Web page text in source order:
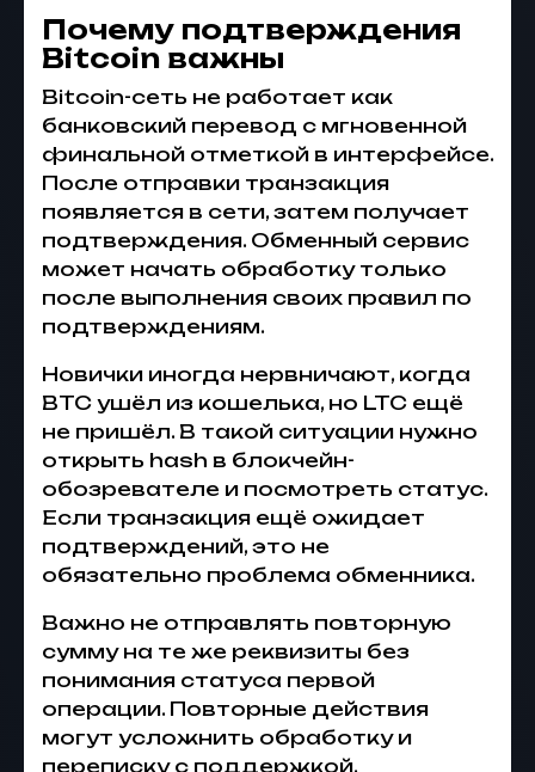
Почему подтверждения
Bitcoin важны
Bitcoin-сеть не работает как
банковский перевод с мгновенной
финальной отметкой в интерфейсе.
После отправки транзакция
появляется в сети, затем получает
подтверждения. Обменный сервис
может начать обработку только
после выполнения своих правил по
подтверждениям.
Новички иногда нервничают, когда
BTC ушёл из кошелька, но LTC ещё
не пришёл. В такой ситуации нужно
открыть hash в блокчейн-
обозревателе и посмотреть статус.
Если транзакция ещё ожидает
подтверждений, это не
обязательно проблема обменника.
Важно не отправлять повторную
сумму на те же реквизиты без
понимания статуса первой
операции. Повторные действия
могут усложнить обработку и
переписку с поддержкой.